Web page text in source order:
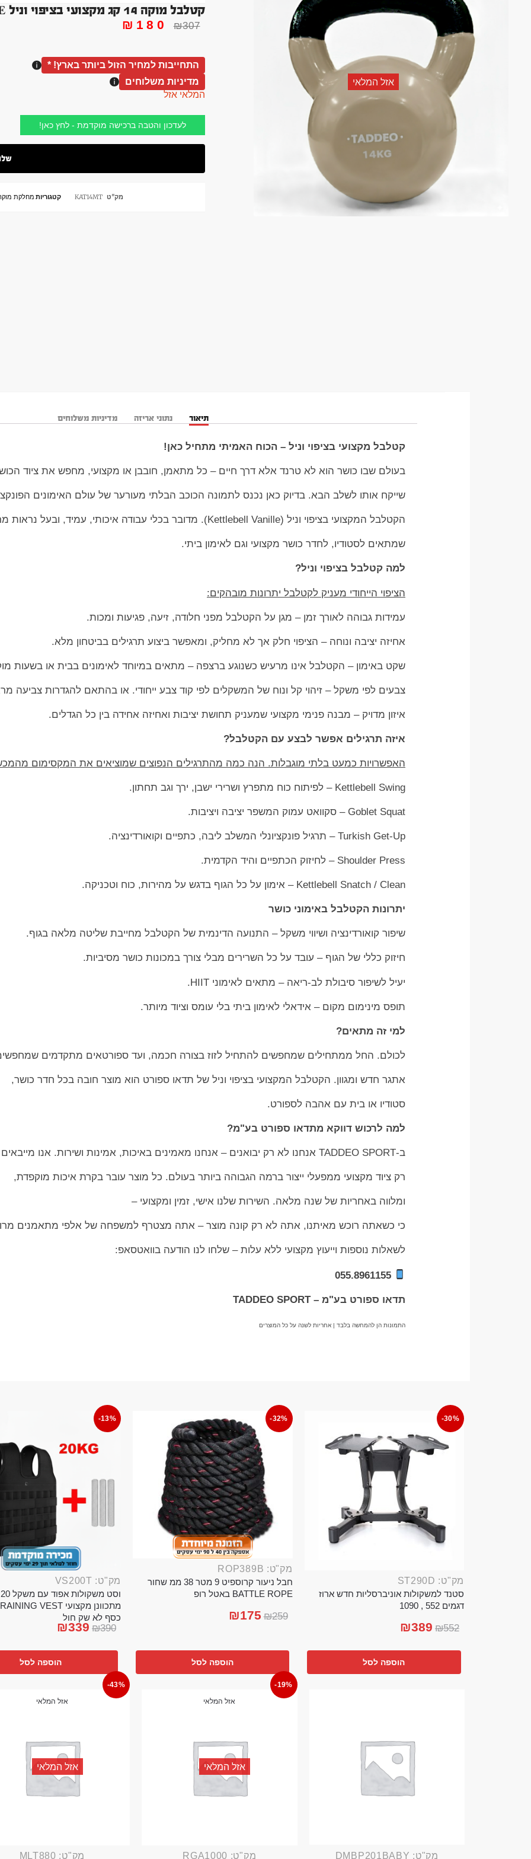
אזל המלאי
קטלבל מוקה 14 קג מקצועי בציפוי וניל KATTELBELL VANILLE
₪307
₪ 180
התחייבות למחיר הזול ביותר בארץ! *
מדיניות משלוחים
המלאי אזל
לעדכון והטבה ברכישה מוקדמת - לחץ כאן!
מק"ט KAT14MT קטגוריות מחלקת
תיאור נתוני אריזה מדיניות משלוחים
קטלבל מקצועי בציפוי וניל – הכוח האמיתי מתחיל כאן!
בעולם שבו כושר הוא לא טרנד אלא דרך חיים – כל מתאמן, חובבן או מקצועי, מחפש את ציוד
שייקח אותו לשלב הבא. בדיוק כאן נכנס לתמונה הכוכב הבלתי מעורער של עולם האימונים
הקטלבל המקצועי בציפוי וניל (Kettlebell Vanille). מדובר בכלי עבודה איכותי, עמיד, ובעל נראות מרשימה,
שמתאים לסטודיו, לחדר כושר מקצועי וגם לאימון ביתי.
למה קטלבל בציפוי וניל?
הציפוי הייחודי מעניק לקטלבל יתרונות מובהקים:
עמידות גבוהה לאורך זמן – מגן על הקטלבל מפני חלודה, זיעה, פגיעות ומכות.
אחיזה יציבה ונוחה – הציפוי חלק אך לא מחליק, ומאפשר ביצוע תרגילים בביטחון מלא.
שקט באימון – הקטלבל אינו מרעיש כשנוגע ברצפה – מתאים במיוחד לאימונים בבית או בשעות
צבעים לפי משקל – זיהוי קל ונוח של המשקלים לפי קוד צבע ייחודי. או בהתאם להגדרות צביעה
איזון מדויק – מבנה פנימי מקצועי שמעניק תחושת יציבות ואחיזה אחידה בין כל הגדלים.
איזה תרגילים אפשר לבצע עם הקטלבל?
האפשרויות כמעט בלתי מוגבלות. הנה כמה מהתרגילים הנפוצים שמוציאים את המקסימום
Kettlebell Swing – לפיתוח כוח מתפרץ ושרירי ישבן, ירך וגב תחתון.
Goblet Squat – סקוואט עמוק המשפר יציבה ויציבות.
Turkish Get-Up – תרגיל פונקציונלי המשלב ליבה, כתפיים וקואורדינציה.
Shoulder Press – לחיזוק הכתפיים והיד הקדמית.
Kettlebell Snatch / Clean – אימון על כל הגוף בדגש על מהירות, כוח וטכניקה.
יתרונות הקטלבל באימוני כושר
שיפור קואורדינציה ושיווי משקל – התנועה הדינמית של הקטלבל מחייבת שליטה מלאה בגוף.
חיזוק כללי של הגוף – עובד על כל השרירים מבלי צורך במכונות כושר מסיביות.
יעיל לשיפור סיבולת לב-ריאה – מתאים לאימוני HIIT.
תופס מינימום מקום – אידאלי לאימון ביתי בלי עומס וציוד מיותר.
למי זה מתאים?
לכולם. החל ממתחילים שמחפשים להתחיל לזוז בצורה חכמה, ועד ספורטאים מתקדמים
אתגר חדש ומגוון. הקטלבל המקצועי בציפוי וניל של תדאו ספורט הוא מוצר חובה בכל חדר כושר,
סטודיו או בית עם אהבה לספורט.
למה לרכוש דווקא מתדאו ספורט בע"מ?
ב-TADDEO SPORT אנחנו לא רק יבואנים – אנחנו מאמינים באיכות, אמינות ושירות. אנו מייבאים
רק ציוד מקצועי ממפעלי ייצור ברמה הגבוהה ביותר בעולם. כל מוצר עובר בקרת איכות מוקפדת,
ומלווה באחריות של שנה מלאה. השירות שלנו אישי, זמין ומקצועי –
כי כשאתה רוכש מאיתנו, אתה לא רק קונה מוצר – אתה מצטרף למשפחה של אלפי מתאמנים
לשאלות נוספות וייעוץ מקצועי ללא עלות – שלחו לנו הודעה בוואטסאפ:
055.8961155
תדאו ספורט בע"מ – TADDEO SPORT
התמונות הן להמחשה בלבד | אחריות לשנה על כל המוצרים
-30%
מק"ט: ST290D
סטנד למשקולות אוניברסליות חדש ארוז
דגמים 552 , 1090
₪552
₪389
הוספה לסל
-32%
מק"ט: ROP389B
חבל ניעור קרוספיט 9 מטר 38 ממ שחור
BATTLE ROPE באטל רופ
₪259
₪175
הוספה לסל
-13%
מק"ט: VS200T
כסף לא שק חול
₪390
₪339
הוספה לסל
מק"ט: DMBP201BABY
-19%
אזל המלאי
אזל המלאי
מק"ט: RGA1000
-43%
אזל המלאי
אזל המלאי
מק"ט: MLT880